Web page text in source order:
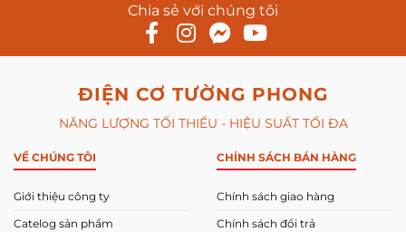
Chia sẻ với chúng tôi
ĐIỆN CƠ TƯỜNG PHONG
NĂNG LƯỢNG TỐI THIỂU - HIỆU SUẤT TỐI ĐA
VỀ CHÚNG TÔI
Giới thiệu công ty
Catelog sản phẩm
CHÍNH SÁCH BÁN HÀNG
Chính sách giao hàng
Chính sách đổi trả